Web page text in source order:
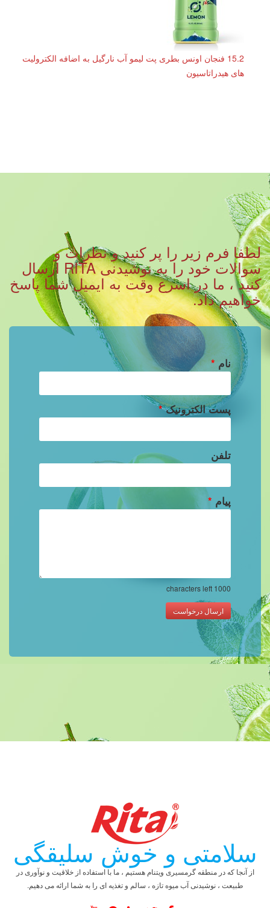
15.2 فنجان اونس بطری پت لیمو آب نارگیل به اضافه الکترولیت
های هیدراتاسیون
لطفا فرم زیر را پر کنید و نظرات و
سوالات خود را به نوشیدنی RITA ارسال
کنید ، ما در اسرع وقت به ایمیل شما پاسخ
خواهیم داد.
نام *
پست الکترونیک*
تلفن
پیام *
1000
ارسال درخواست
سلامتی و خوش سلیقگی
از آنجا که در منطقه گرمسیری ویتنام هستیم ، ما با استفاده از خلاقیت و نوآوری در
طبیعت ، نوشیدنی آب میوه تازه ، سالم و تغذیه ای را به شما ارائه می دهیم.